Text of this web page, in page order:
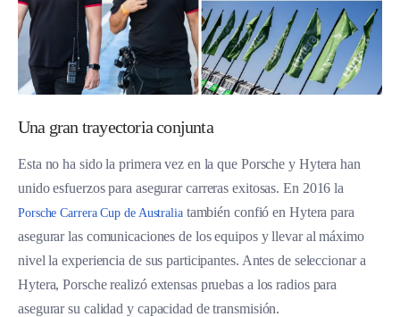
Una gran trayectoria conjunta
Esta no ha sido la primera vez en la que Porsche y Hytera han
unido esfuerzos para asegurar carreras exitosas. En 2016 la
Porsche Carrera Cup de Australiatambién confió en Hytera para
asegurar las comunicaciones de los equipos y llevar al máximo
nivel la experiencia de sus participantes. Antes de seleccionar a
Hytera, Porsche realizó extensas pruebas a los radios para
asegurar su calidad y capacidad de transmisión.